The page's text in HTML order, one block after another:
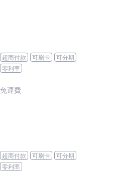
超商付款 可刷卡
可分期
零利率
免運費
超商付款 可刷卡
可分期
零利率